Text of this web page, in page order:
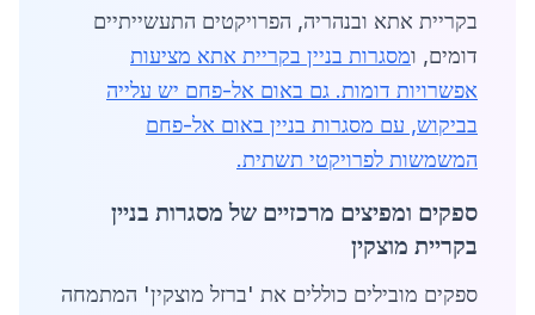
בקריית אתא ובנהריה, הפרויקטים התעשייתיים
דומים, ומסגרות בניין בקריית אתא מציעות
אפשרויות דומות. גם באום אל-פחם יש עלייה
בביקוש, עם מסגרות בניין באום אל-פחם
המשמשות לפרויקטי תשתית.
ספקים ומפיצים מרכזיים של מסגרות בניין
בקריית מוצקין
ספקים מובילים כוללים את 'ברזל מוצקין' המתמחה